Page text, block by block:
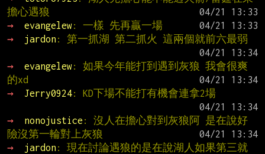
擔心遇狼
→
evangelew: 一樣 先再贏一場
→
jardon: 第一抓湖 第二抓火 這兩個就前六最弱
→
evangelew: 如果今年能打到遇到灰狼 我會很爽
的xd
→
Jerry0924: KD下場不能打有機會連拿2場
→
nonojustice : 沒人在擔心對到灰狼阿 是在說好
險沒第一輪對上灰狼
→
jardon: 現在討論遇狼的是在說湖人如果第三就